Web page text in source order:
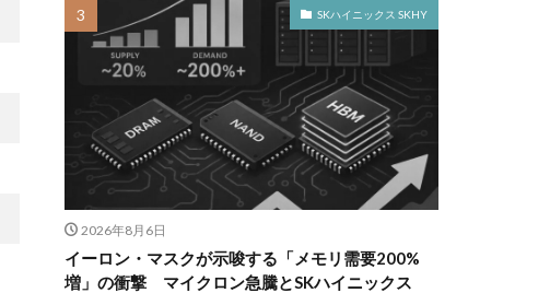
SKハイニックス SKHY
2026年8月6日
イーロン・マスクが示唆する「メモリ需要200%
増」の衝撃 マイクロン急騰とSKハイニックス